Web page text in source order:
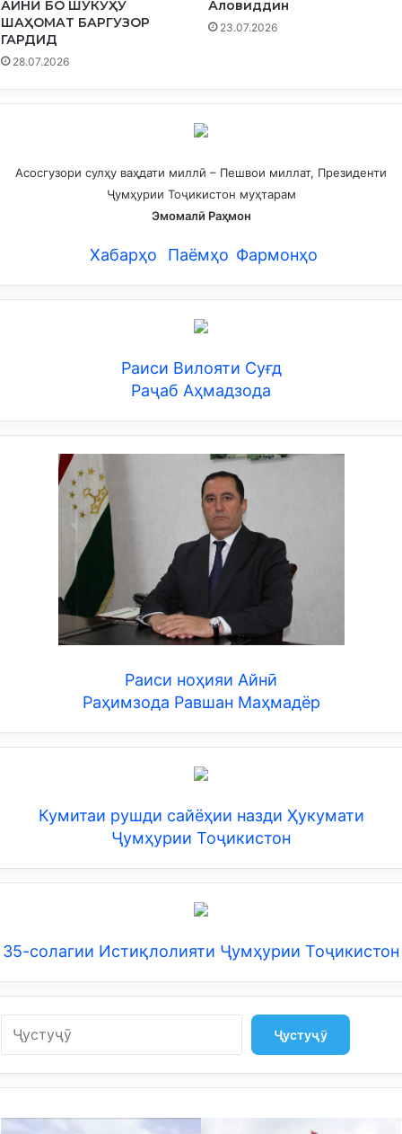
И
Я
И
А
АЙНӢ БО ШУКӮҲУ
ШАҲОМАТ БАРГУЗОР
ГАРДИД
28.07.2026
Аловиддин
23.07.2026
Асосгузори сулҳу ваҳдати миллӣ – Пешвои миллат, Президенти
Ҷумҳурии Тоҷикистон муҳтарам
Эмомалӣ Раҳмон
Хабарҳо Паёмҳо Фармонҳо
Раиси Вилояти Суғд
Раҷаб Аҳмадзода
Раиси ноҳияи Айнӣ
Раҳимзода Равшан Маҳмадёр
Кумитаи рушди сайёҳии назди Ҳукумати
Ҷумҳурии Тоҷикистон
35-солагии Истиқлолияти Ҷумҳурии Тоҷикистон
Ҷустуҷӯ